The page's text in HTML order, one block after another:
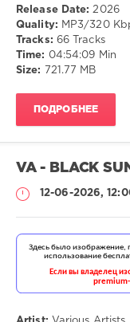
Release Date: 2026
Quality: MP3/320
Tracks: 66 Tracks
Time: 04:54:09 Min
Size:
721.77 MB
ПОДРОБНЕЕ
VA - BLACK
12-06-2026,
55